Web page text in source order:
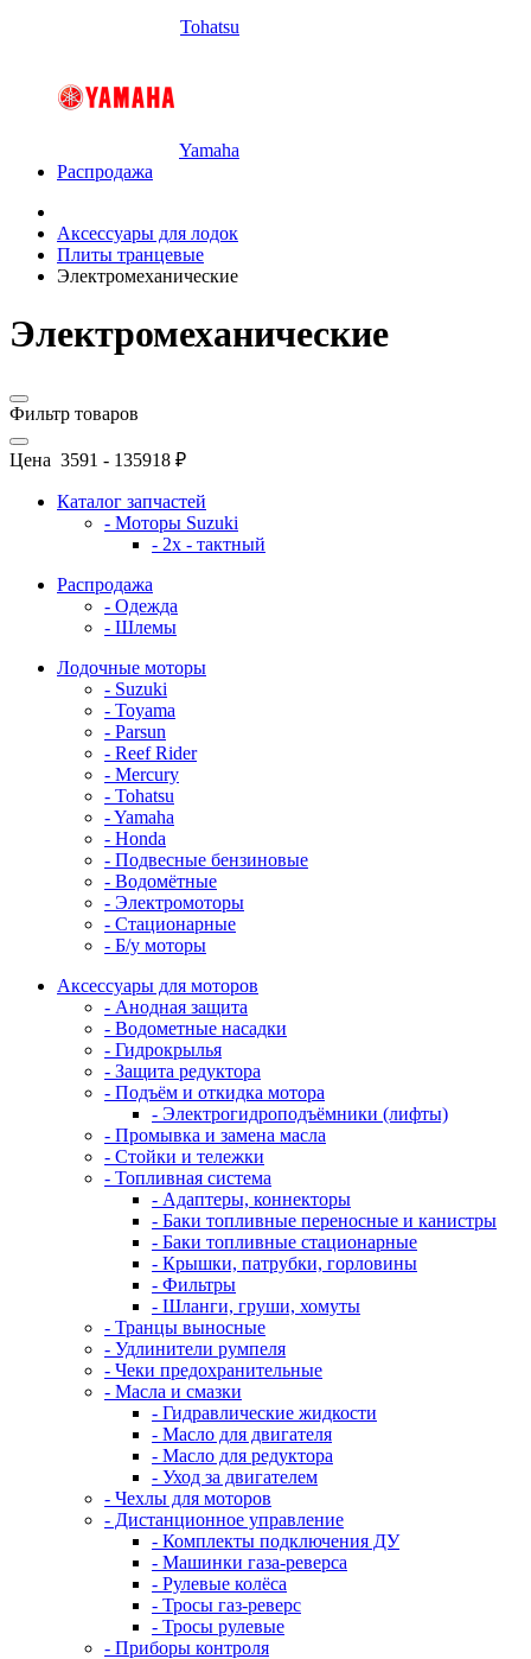
Tohatsu
Yamaha
Распродажа
Аксессуары для лодок
Плиты транцевые
Электромеханические
Электромеханические
Фильтр товаров
Цена 3591 - 135918 ₽
Каталог запчастей
- Моторы Suzuki
- 2x - тактный
Распродажа
- Одежда
- Шлемы
Лодочные моторы
- Suzuki
- Toyama
- Parsun
- Reef Rider
- Mercury
- Tohatsu
- Yamaha
- Honda
- Подвесные бензиновые
- Водомётные
- Электромоторы
- Стационарные
- Б/у моторы
Аксессуары для моторов
- Анодная защита
- Водометные насадки
- Гидрокрылья
- Защита редуктора
- Подъём и откидка мотора
- Электрогидроподъёмники (лифты)
- Промывка и замена масла
- Стойки и тележки
- Топливная система
- Адаптеры, коннекторы
- Баки топливные переносные и канистры
- Баки топливные стационарные
- Крышки, патрубки, горловины
- Фильтры
- Шланги, груши, хомуты
- Транцы выносные
- Удлинители румпеля
- Чеки предохранительные
- Масла и смазки
- Гидравлические жидкости
- Масло для двигателя
- Масло для редуктора
- Уход за двигателем
- Чехлы для моторов
- Дистанционное управление
- Комплекты подключения ДУ
- Машинки газа-реверса
- Рулевые колёса
- Тросы газ-реверс
- Тросы рулевые
- Приборы контроля